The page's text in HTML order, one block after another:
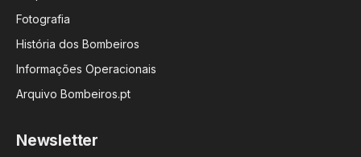
Fotografia
História dos Bombeiros
Informações Operacionais
Arquivo Bombeiros.pt
Newsletter